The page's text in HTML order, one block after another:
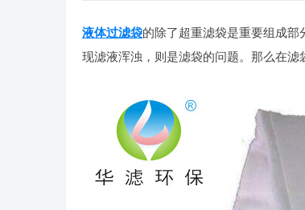
液体过滤袋的除了超重滤袋是重要组成
现滤液浑浊，则是滤袋的问题。那么在